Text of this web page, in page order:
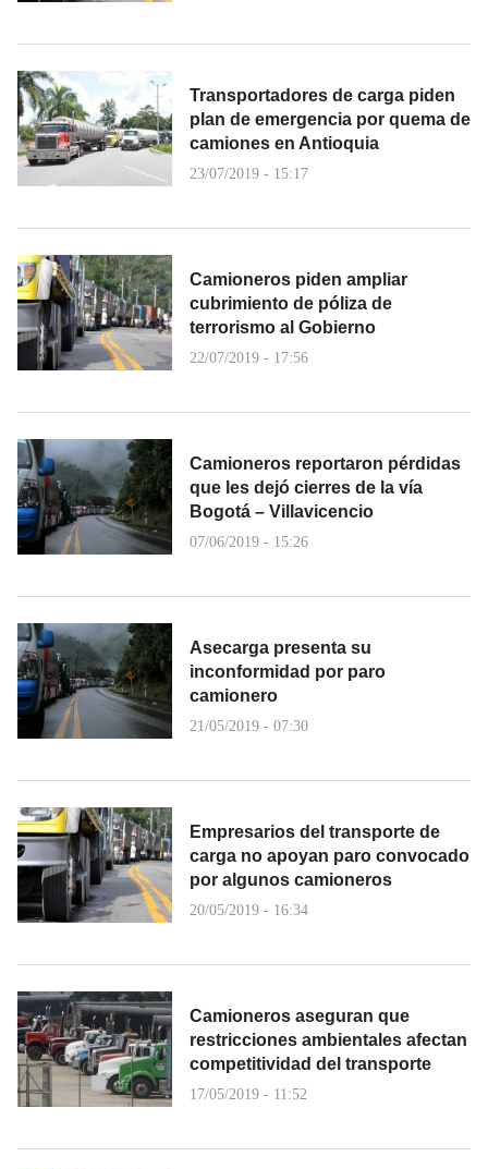
Transportadores de carga piden
plan de emergencia por quema de
camiones en Antioquia
23/07/2019 - 15:17
Camioneros piden ampliar
cubrimiento de póliza de
terrorismo al Gobierno
22/07/2019 - 17:56
Camioneros reportaron pérdidas
que les dejó cierres de la vía
Bogotá – Villavicencio
07/06/2019 - 15:26
Asecarga presenta su
inconformidad por paro
camionero
21/05/2019 - 07:30
Empresarios del transporte de
carga no apoyan paro convocado
por algunos camioneros
20/05/2019 - 16:34
Camioneros aseguran que
restricciones ambientales afectan
competitividad del transporte
17/05/2019 - 11:52